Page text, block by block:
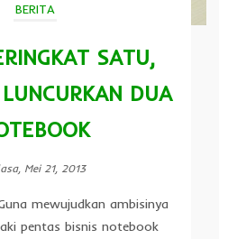
BERITA
SATU,
DUA
Mei 21, 2013
mewujudkan ambisinya
pentas bisnis notebook